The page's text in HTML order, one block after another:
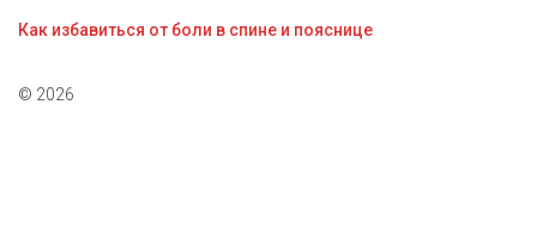
Как избавиться от боли в спине и пояснице
© 2026